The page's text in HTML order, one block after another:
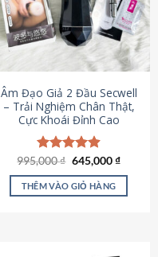
Âm Đạo Giả 2 Đầu Secwell
– Trải Nghiệm Chân Thật,
Cực Khoái Đỉnh Cao
Được xếp
hạng4.88
5 sao
995,000₫ Giá
là:
995,000 ₫.
645,000₫Giá
tại
THÊM VÀO GIỎ HÀNG